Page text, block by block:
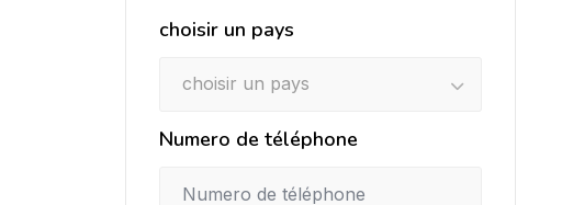
choisir un pays
choisir un pays
Numero de téléphone